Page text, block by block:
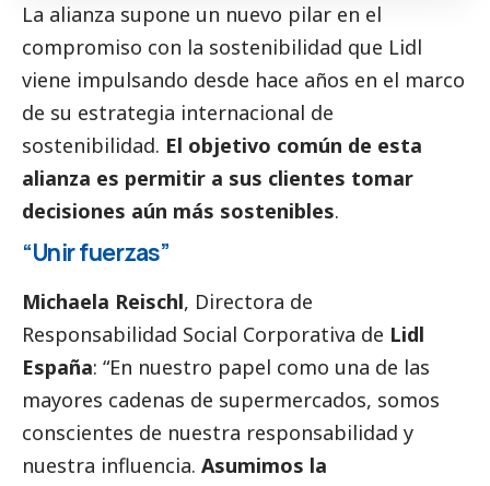
La alianza supone un nuevo pilar en el
compromiso con la sostenibilidad que Lidl
viene impulsando desde hace años en el marco
de su estrategia internacional de
sostenibilidad. El objetivo común de esta
alianza es permitir a sus clientes tomar
decisiones aún más sostenibles.
“Unir fuerzas”
Michaela Reischl, Directora de
Responsabilidad Social Corporativa de Lidl
España: “En nuestro papel como una de las
mayores cadenas de supermercados, somos
conscientes de nuestra responsabilidad y
nuestra influencia. Asumimos la